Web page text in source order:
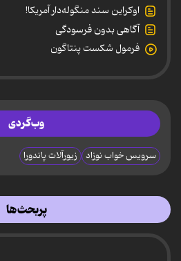
اوکراین سند منگوله‌دار آمریکا!
آگاهی بدون فرسودگی
فرمول شکست پنتاگون
وب‌گردی
سرویس خواب نوزاد زیورآلات پاندورا
پربحث‌ها